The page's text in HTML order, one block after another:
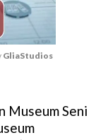
e
GliaStudios
Museum Seni